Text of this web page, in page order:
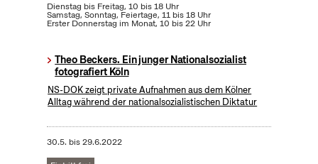
Dienstag bis Freitag, 10 bis 18 Uhr
Samstag, Sonntag, Feiertage, 11 bis 18 Uhr
Erster Donnerstag im Monat, 10 bis 22 Uhr
Theo Beckers. Ein junger Nationalsozialist
fotografiert Köln
NS-DOK zeigt private Aufnahmen aus dem Kölner
Alltag während der nationalsozialistischen Diktatur
30.5. bis29.6.2022